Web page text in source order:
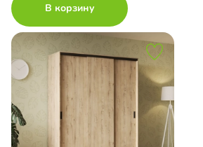
В корзину